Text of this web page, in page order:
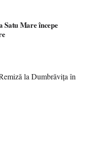
Mare începe